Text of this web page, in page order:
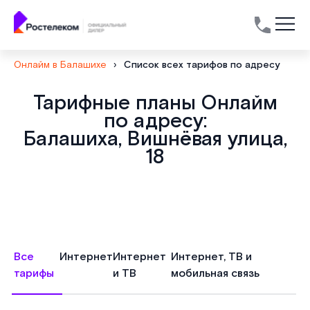
Онлайм в Балашихе › Список всех тарифов по адресу
Тарифные планы Онлайм
по адресу:
Балашиха, Вишнёвая улица,
18
Все
тарифы
ИнтернетИнтернет
и ТВ
Интернет, ТВ и
мобильная связь